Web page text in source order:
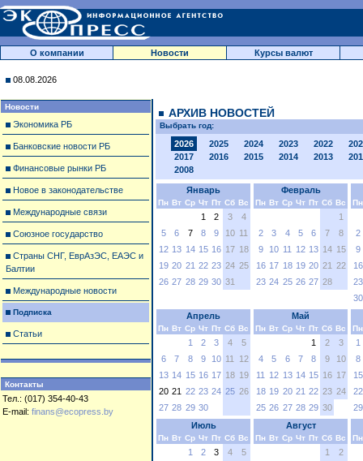
О компании Новости Курсы валют
08.08.2026
Новости
Экономика РБ
Банковские новости РБ
Финансовые рынки РБ
Новое в законодательстве
Международные связи
Союзное государство
Страны СНГ, ЕврАзЭС, ЕАЭС и
Балтии
Международные новости
Подписка
Статьи
Контакты
Тел.: (017) 354-40-43
E-mail: finans@ecopress.by
АРХИВ НОВОСТЕЙ
Выбрать год:
2026 2025 2024 2023 2022
2017
2016 2015 2014 2013
2008
Январь
Пн Вт Ср Чт Пт Сб Вс
1 2 3
4
5
6 7 8 9 10 11
12 13 14 15 16 17 18
19 20 21 22 23 24 25
26 27 28 29 30 31
Февраль
Пн Вт Ср Чт Пт Сб Вс
1
2
3 4 5 6 7
8
9
10 11 12 13 14 15
16 17 18 19 20 21 22
23 24 25 26 27 28
Пн
2
9
16
23
30
Апрель
Пн Вт Ср Чт Пт Сб Вс
1 2 3 4
5
6
7 8 9 10 11
12
13 14 15 16 17 18 19
20 21 22 23 24 25 26
27 28 29 30
Май
Пн Вт Ср Чт Пт Сб Вс
1 2
3
4
5 6 7 8 9
10
11
12 13 14 15 16 17
18 19 20 21 22 23 24
25 26 27 28 29 30
Пн
1
8
15
22
29
Июль
Пн Вт Ср Чт Пт Сб Вс
1 2 3 4
5
Август
Пн Вт Ср Чт Пт Сб Вс
1
2
Пн